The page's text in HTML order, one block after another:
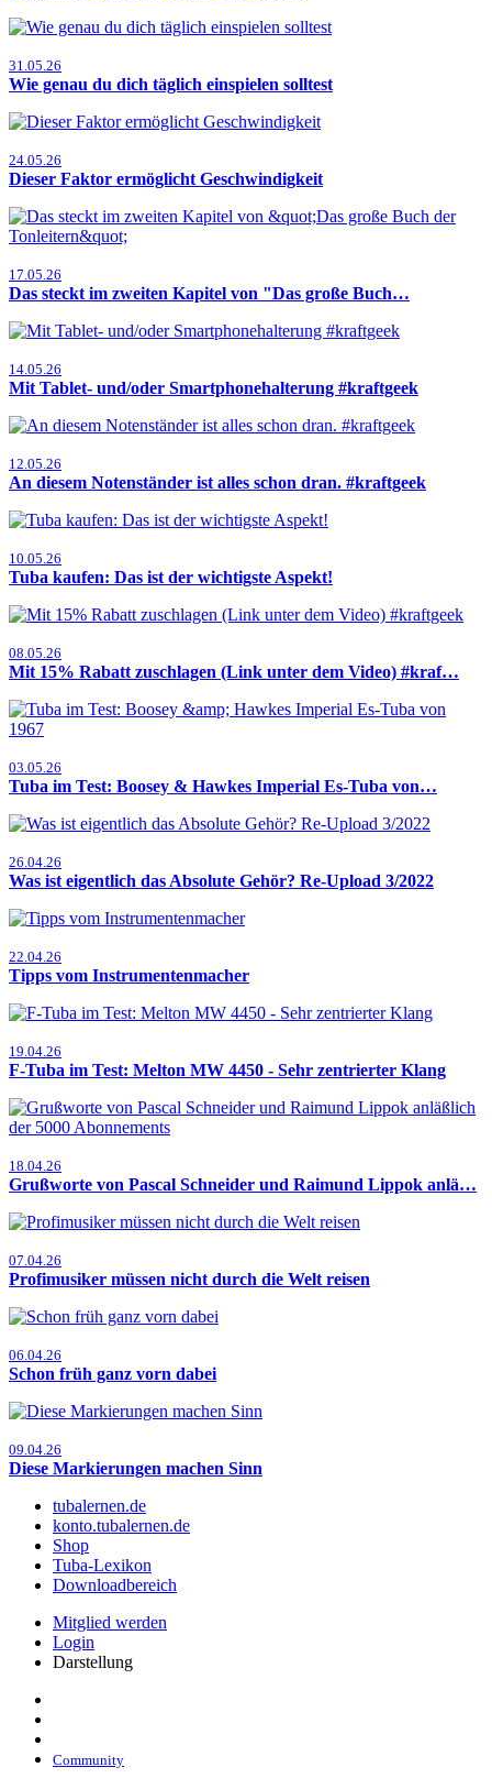
31.05.26
Wie genau du dich täglich einspielen solltest
24.05.26
Dieser Faktor ermöglicht Geschwindigkeit
17.05.26
Das steckt im zweiten Kapitel von "Das große Buch…
14.05.26
Mit Tablet- und/oder Smartphonehalterung #kraftgeek
12.05.26
An diesem Notenständer ist alles schon dran. #kraftgeek
10.05.26
Tuba kaufen: Das ist der wichtigste Aspekt!
08.05.26
Mit 15% Rabatt zuschlagen (Link unter dem Video) #kraf…
03.05.26
Tuba im Test: Boosey & Hawkes Imperial Es-Tuba von…
26.04.26
Was ist eigentlich das Absolute Gehör? Re-Upload 3/2022
22.04.26
Tipps vom Instrumentenmacher
19.04.26
F-Tuba im Test: Melton MW 4450 - Sehr zentrierter Klang
18.04.26
Grußworte von Pascal Schneider und Raimund Lippok anlä…
07.04.26
Profimusiker müssen nicht durch die Welt reisen
06.04.26
Schon früh ganz vorn dabei
09.04.26
Diese Markierungen machen Sinn
tubalernen.de
konto.tubalernen.de
Shop
Tuba-Lexikon
Downloadbereich
Mitglied werden
Login
Darstellung
Community